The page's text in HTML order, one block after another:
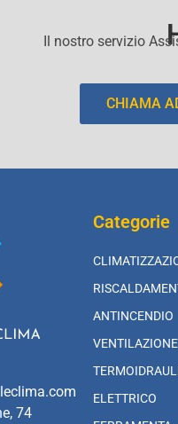
Il nostro servizio
CHIAMA
74
Categorie
ANTINCENDIO
VENTILAZIONE
ELETTRICO